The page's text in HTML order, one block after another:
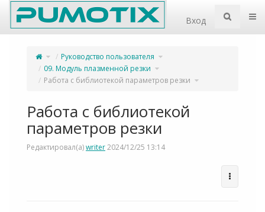
Home
Вход
Переключите
родительское
дерево
Работа
с
библиотекой
параметров
резки.
Руководство пользователя Переключите
дерево
иерархии
Руководство
пользователя.
09. Модуль плазменной резки Переключите
дерево
иерархии
09.
Модуль
плазменной
резки.
Работа с библиотекой параметров резки Переключите
дерево
иерархии
Работа с библиотекой
параметров резки
Редактировал(а)writer2024/12/25 13:14